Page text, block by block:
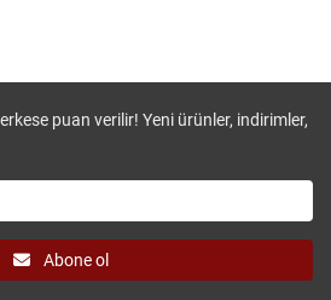
puan verilir! Yeni ürünler, indirimler,
Abone ol